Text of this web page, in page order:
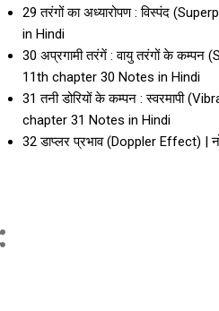
29 तरंगों का अध्यारोपण : विस्पंद
in Hindi
30 अप्रगामी तरंगें : वायु तरंगों के
11th chapter 30 Notes in Hindi
31 तनी डोरियों के कम्पन : स्वरमापी
chapter 31 Notes in Hindi
32 डाप्लर प्रभाव (Doppler Effect)